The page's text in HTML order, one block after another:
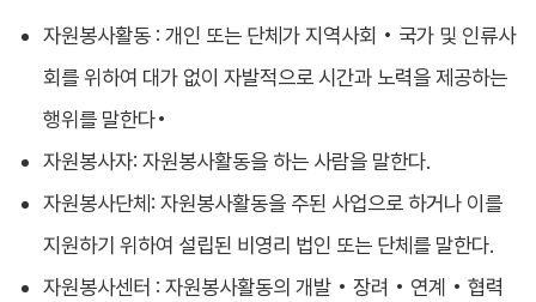
자원봉사활동 : 개인 또는 단체가 지역사회 • 국가 및 인류사
회를 위하여 대가 없이 자발적으로 시간과 노력을 제공하는
행위를 말한다•
자원봉사자: 자원봉사활동을 하는 사람을 말한다.
자원봉사단체: 자원봉사활동을 주된 사업으로 하거나 이를
지원하기 위하여 설립된 비영리 법인 또는 단체를 말한다.
자원봉사센터 : 자원봉사활동의 개발 • 장려 • 연계 • 협력